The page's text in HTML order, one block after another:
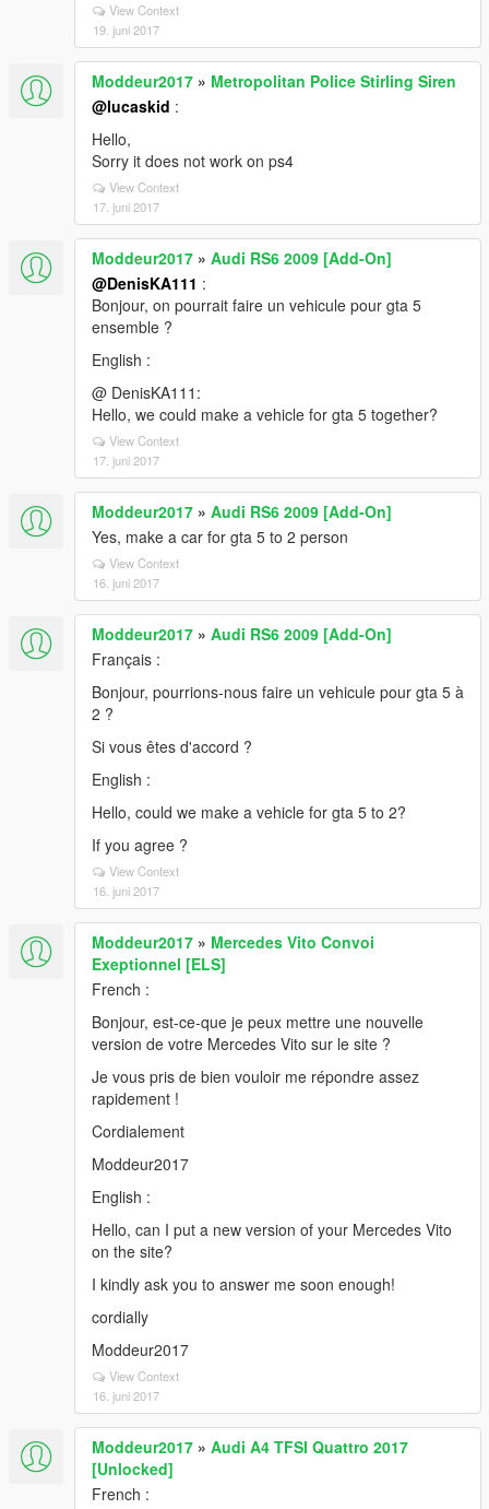
View Context
19. juni 2017
Moddeur2017 » Metropolitan Police Stirling Siren
@lucaskid :
Hello,
Sorry it does not work on ps4
View Context
17. juni 2017
Moddeur2017 » Audi RS6 2009 [Add-On]
@DenisKA111 :
Bonjour, on pourrait faire un vehicule pour gta 5
ensemble ?
English :
@ DenisKA111:
Hello, we could make a vehicle for gta 5 together?
View Context
17. juni 2017
Moddeur2017 » Audi RS6 2009 [Add-On]
Yes, make a car for gta 5 to 2 person
View Context
16. juni 2017
Moddeur2017 » Audi RS6 2009 [Add-On]
Français :
Bonjour, pourrions-nous faire un vehicule pour gta 5 à
2 ?
Si vous êtes d'accord ?
English :
Hello, could we make a vehicle for gta 5 to 2?
If you agree ?
View Context
16. juni 2017
Moddeur2017 » Mercedes Vito Convoi
Exeptionnel [ELS]
French :
Bonjour, est-ce-que je peux mettre une nouvelle
version de votre Mercedes Vito sur le site ?
Je vous pris de bien vouloir me répondre assez
rapidement !
Cordialement
Moddeur2017
English :
Hello, can I put a new version of your Mercedes Vito
on the site?
I kindly ask you to answer me soon enough!
cordially
Moddeur2017
View Context
16. juni 2017
Moddeur2017 » Audi A4 TFSI Quattro 2017
[Unlocked]
French :